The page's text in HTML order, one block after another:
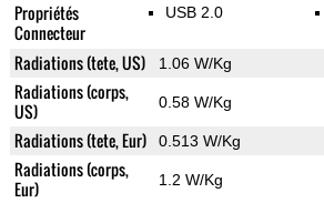
Propriétés
Connecteur
USB 2.0
Radiations (tete, US) 1.06 W/Kg
Radiations (corps,
US)
0.58 W/Kg
Radiations (tete, Eur) 0.513 W/Kg
Radiations (corps,
Eur)
1.2 W/Kg